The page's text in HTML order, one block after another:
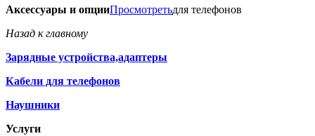
Аксессуары и опцииПросмотретьдля телефонов
Назад к главному
Зарядные устройства,адаптеры
Кабели для телефонов
Наушники
Услуги